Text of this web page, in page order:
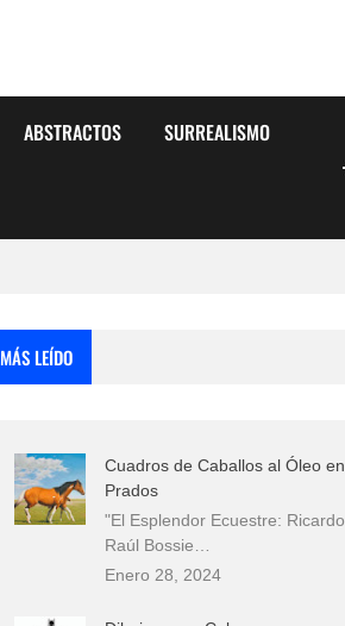
ABSTRACTOS SURREALISMO
MÁS LEÍDO
Cuadros de Caballos al Óleo en
Prados
"El Esplendor Ecuestre: Ricardo
Raúl Bossie…
Enero 28, 2024